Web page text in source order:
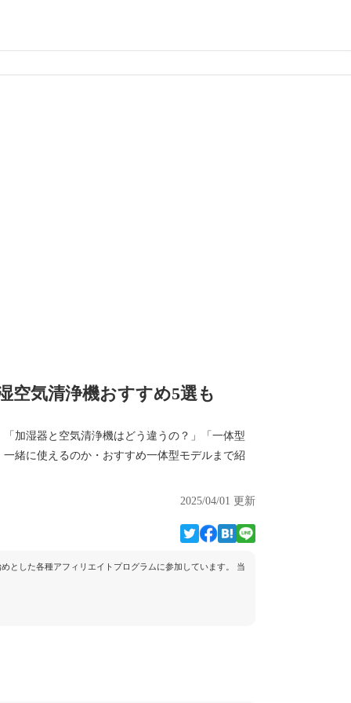
空気清浄機おすすめ5選も
加湿器と空気清浄機はどう違うの？」「一体型
緒に使えるのか・おすすめ一体型モデルまで紹
2025/04/01 更新
とした各種アフィリエイトプログラムに参加しています。 当